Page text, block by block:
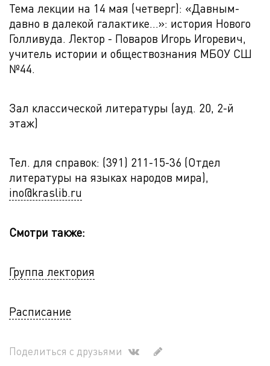
Тема лекции на 14 мая (четверг): «Давным-
давно в далекой галактике...»: история Нового
Голливуда. Лектор - Поваров Игорь Игоревич,
учитель истории и обществознания МБОУ СШ
№44.
Зал классической литературы (ауд. 20, 2-й
этаж)
Тел. для справок: (391) 211-15-36 (Отдел
литературы на языках народов мира),
ino@kraslib.ru
Смотри также:
Группа лектория
Расписание
Поделиться с друзьями